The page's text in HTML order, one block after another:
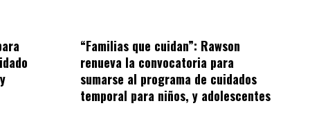
“Familias que cuidan”: Rawson
renueva la convocatoria para
sumarse al programa de cuidados
temporal para niños, y adolescentes